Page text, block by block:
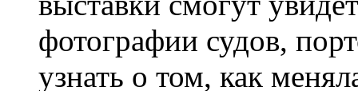
фотографии судов,
узнать о том, как